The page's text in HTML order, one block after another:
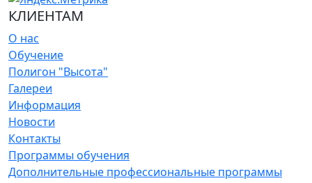
КЛИЕНТАМ
О нас
Обучение
Полигон "Высота"
Галереи
Информация
Новости
Контакты
Программы обучения
Дополнительные профессиональные программы